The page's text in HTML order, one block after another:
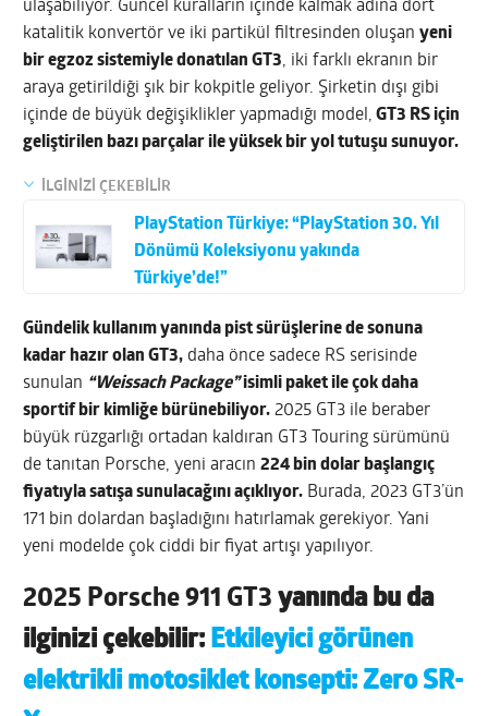
ulaşabiliyor. Güncel kuralların içinde kalmak adına dört
katalitik konvertör ve iki partikül filtresinden oluşanyeni
bir egzoz sistemiyle donatılan GT3, iki farklı ekranın bir
araya getirildiği şık bir kokpitle geliyor. Şirketin dışı gibi
içinde de büyük değişiklikler yapmadığı model, GT3 RS için
geliştirilen bazı parçalar ile yüksek bir yol tutuşu sunuyor.
İLGİNİZİ ÇEKEBİLİR
PlayStation Türkiye: “PlayStation 30. Yıl
Dönümü Koleksiyonu yakında
Türkiye’de!”
Gündelik kullanım yanında pist sürüşlerine de sonuna
kadar hazır olan GT3, daha önce sadece RS serisinde
sunulan “Weissach Package”isimli paket ile çok daha
sportif bir kimliğe bürünebiliyor. 2025 GT3 ile beraber
büyük rüzgarlığı ortadan kaldıran GT3 Touring sürümünü
de tanıtan Porsche, yeni aracın224 bin dolar başlangıç
fiyatıyla satışa sunulacağını açıklıyor. Burada, 2023 GT3’ün
171 bin dolardan başladığını hatırlamak gerekiyor. Yani
yeni modelde çok ciddi bir fiyat artışı yapılıyor.
2025 Porsche 911 GT3yanında bu da
ilginizi çekebilir: Etkileyici görünen
elektrikli motosiklet konsepti: Zero SR-